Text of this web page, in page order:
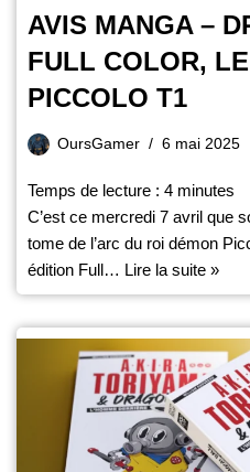
AVIS MANGA –
FULL COLOR,
PICCOLO T1
OursGamer 6 mai 2025
Temps de lecture : 4 minutes
C’est ce mercredi 7 avril que
tome de l’arc du roi démon
édition Full… Lire la suite »